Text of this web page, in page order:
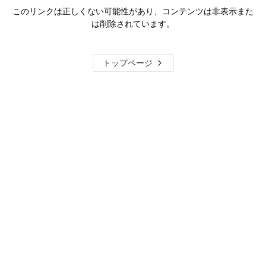
このリンクは正しくない可能性があり、コンテンツは非表示また
は削除されています。
トップページ